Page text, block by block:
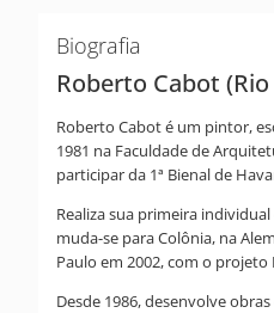
Biografia
Roberto Cabot (Rio
Roberto Cabot é um pintor,
1981 na Faculdade de
participar da 1ª Bienal de
Realiza sua primeira
muda-se para Colônia, na
Paulo em 2002, com o
Desde 1986, desenvolve